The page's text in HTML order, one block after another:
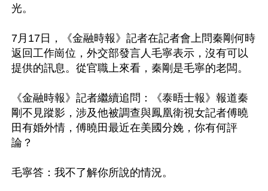
光。
7月17日，《金融時報》記者在記者會上問秦剛何時
返回工作崗位，外交部發言人毛寧表示，沒有可以
提供的訊息。從官職上來看，秦剛是毛寧的老闆。
《金融時報》記者繼續追問：《泰晤士報》報道秦
剛不見蹤影，涉及他被調查與鳳凰衛視女記者傅曉
田有婚外情，傅曉田最近在美國分娩，你有何評
論？
毛寧答：我不了解你所說的情況。